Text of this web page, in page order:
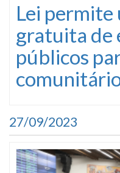
Lei
gratuita de
públicos
27/09/2023